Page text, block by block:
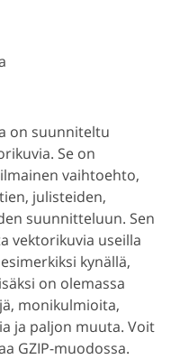
on suunniteltu
Se on
vaihtoehto,
julisteiden,
suunnitteluun. Sen
vektorikuvia useilla
kynällä,
on olemassa
monikulmioita,
ja paljon muuta. Voit
GZIP-muodossa.